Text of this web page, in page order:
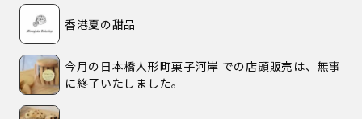
香港夏の甜品
今月の日本橋人形町菓子河岸 での店頭販売は、無事
に終了いたしました。